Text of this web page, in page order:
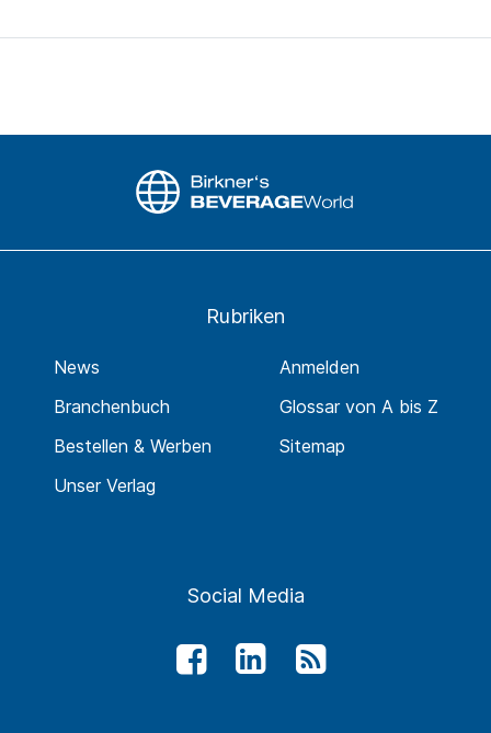
Rubriken
News
Branchenbuch
Bestellen & Werben
Unser Verlag
Anmelden
Glossar von A bis Z
Sitemap
Social Media